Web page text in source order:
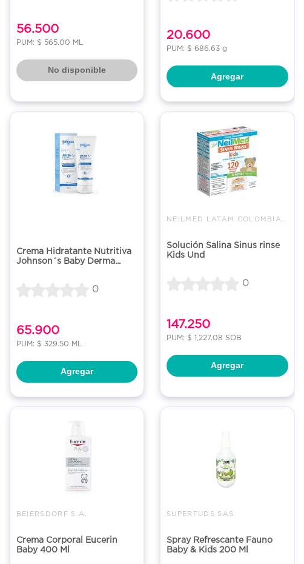
56.500
PUM: $ 565.00 ML
No disponible
20.600
PUM: $ 686.63 g
Agregar
Crema Hidratante Nutritiva
Johnson´s Baby Derma...
0
65.900
PUM: $ 329.50 ML
Agregar
Solución Salina Sinus rinse
Kids Und
0
147.250
PUM: $ 1,227.08 SOB
Agregar
BEIERSDORF S.A.
Crema Corporal Eucerin
Baby 400 Ml
SUPERFUDS SAS
Spray Refrescante Fauno
Baby & Kids 200 Ml